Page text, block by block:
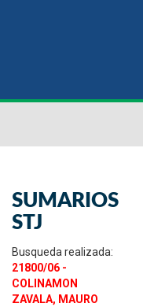
SUMARIOS
STJ
Busqueda realizada:
21800/06 -
COLINAMON
ZAVALA, MAURO